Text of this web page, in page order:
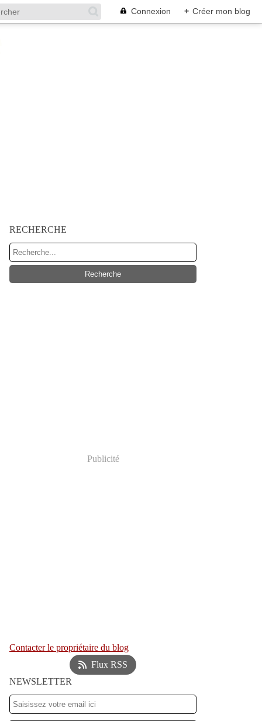
Connexion + Créer mon blog
RECHERCHE
Publicité
Contacter le propriétaire du blog
Flux RSS
NEWSLETTER